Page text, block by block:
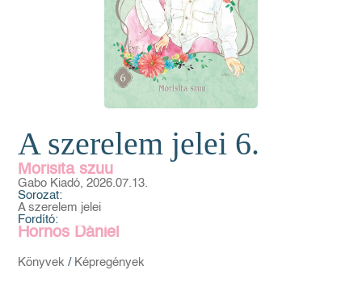
A szerelem jelei 6.
Morisita szuu
Gabo Kiadó, 2026.07.13.
Sorozat:
A szerelem jelei
Fordító:
Hornos Dániel
Könyvek / Képregények